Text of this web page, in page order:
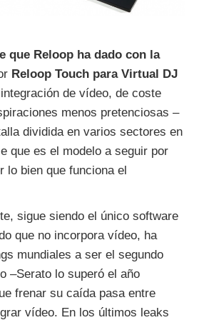
que Reloop ha dado con la
Reloop Touch para Virtual DJ
de vídeo, de coste
menos pretenciosas –
dividida en varios sectores en
que es el modelo a seguir por
lo bien que funciona el
sigue siendo el único software
que no incorpora vídeo, ha
mundiales a ser el segundo
–Serato lo superó el año
frenar su caída pasa entre
vídeo. En los últimos leaks